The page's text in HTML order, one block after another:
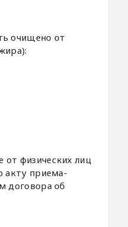
очищено от
физических лиц
акту приема-
договора об